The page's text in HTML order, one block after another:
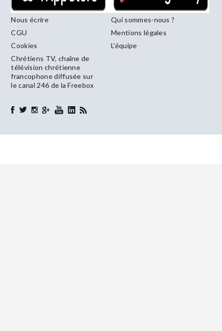
Nous écrire
Qui sommes-nous ?
CGU
Mentions légales
Cookies
L’équipe
Chrétiens TV, chaîne de
télévision chrétienne
francophone diffusée sur
le canal 246 de la Freebox